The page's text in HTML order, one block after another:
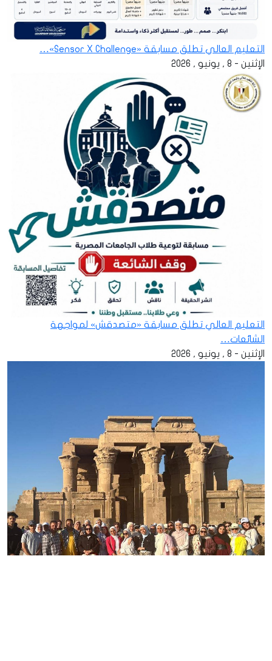
التعليم العالي تطلق مسابقة «Sensor X Challenge»…
الإثنين - 8 , يونيو , 2026
التعليم العالي تطلق مسابقة «متصدقش» لمواجهة
الشائعات…
الإثنين - 8 , يونيو , 2026